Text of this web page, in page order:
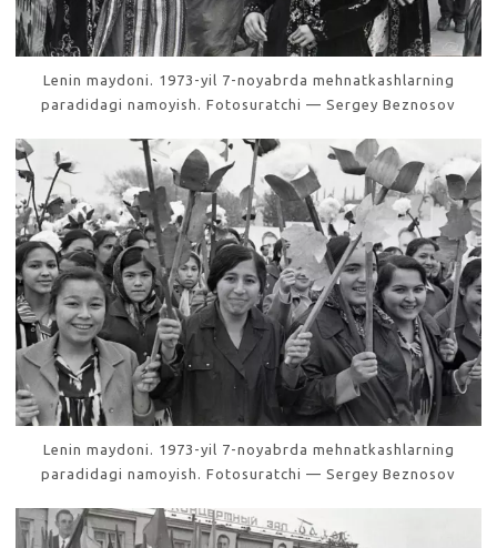
Lenin maydoni. 1973-yil 7-noyabrda mehnatkashlarning
paradidagi namoyish. Fotosuratchi — Sergey Beznosov
Lenin maydoni. 1973-yil 7-noyabrda mehnatkashlarning
paradidagi namoyish. Fotosuratchi — Sergey Beznosov